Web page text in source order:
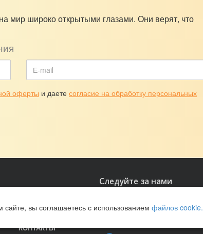
мир широко открытыми глазами. Они верят, что
оферты и даете согласие на обработку персональных
КОНТАКТЫ
Следуйте за нами
вы соглашаетесь с использованием файлов cookie.